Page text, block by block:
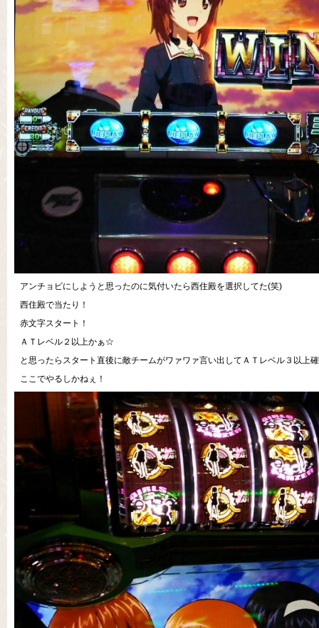
アンチョビにしようと思ったのに気付いたら西住殿を選択してた(笑)
西住殿で当たり！
赤文字スタート！
ＡＴレベル２以上かぁ☆
と思ったらスタート直後に敵チームがワァワァ言い出してＡＴレベル３以上
ここでやるしかねぇ！